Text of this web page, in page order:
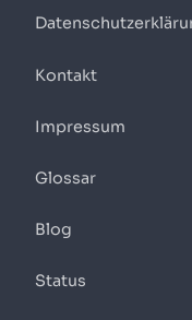
Kontakt
Impressum
Glossar
Blog
Status